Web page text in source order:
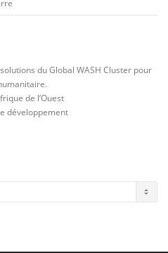
du Global WASH Cluster pour
de l’Ouest
développement